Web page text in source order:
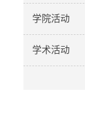
学院活动
学术活动